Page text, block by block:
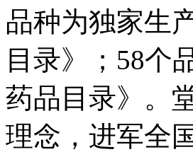
品种为独家生
目录》；58个
药品目录》。
理念，进军全